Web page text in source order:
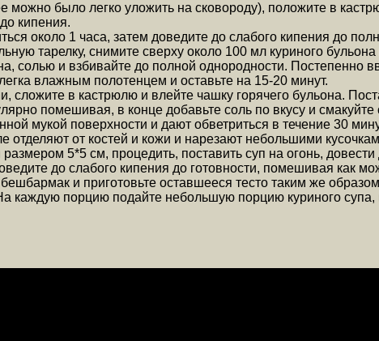
можно было легко уложить на сковороду), положите в
кипения.
около 1 часа, затем доведите до слабого кипения до
тарелку, снимите сверху около 100 мл куриного
солью и взбивайте до полной однородности. Постепенно
влажным полотенцем и оставьте на 15-20 минут.
сложите в кастрюлю и влейте чашку горячего бульона.
помешивая, в конце добавьте соль по вкусу и
мукой поверхности и дают обветриться в течение 30
отделяют от костей и кожи и нарезают небольшими
размером 5*5 см, процедить, поставить суп на огонь,
до слабого кипения до готовности, помешивая как
и приготовьте оставшееся тесто таким же
каждую порцию подайте небольшую порцию куриного